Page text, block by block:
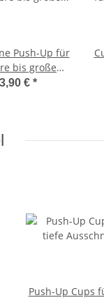
Push-Up für
bis große
E-Cup
€ *
Push-Up Cups